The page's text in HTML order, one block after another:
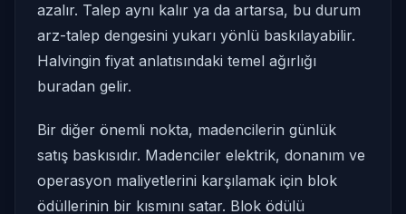
azalır. Talep aynı kalır ya da artarsa, bu durum
arz-talep dengesini yukarı yönlü baskılayabilir.
Halvingin fiyat anlatısındaki temel ağırlığı
buradan gelir.
Bir diğer önemli nokta, madencilerin günlük
satış baskısıdır. Madenciler elektrik, donanım ve
operasyon maliyetlerini karşılamak için blok
ödüllerinin bir kısmını satar. Blok ödülü